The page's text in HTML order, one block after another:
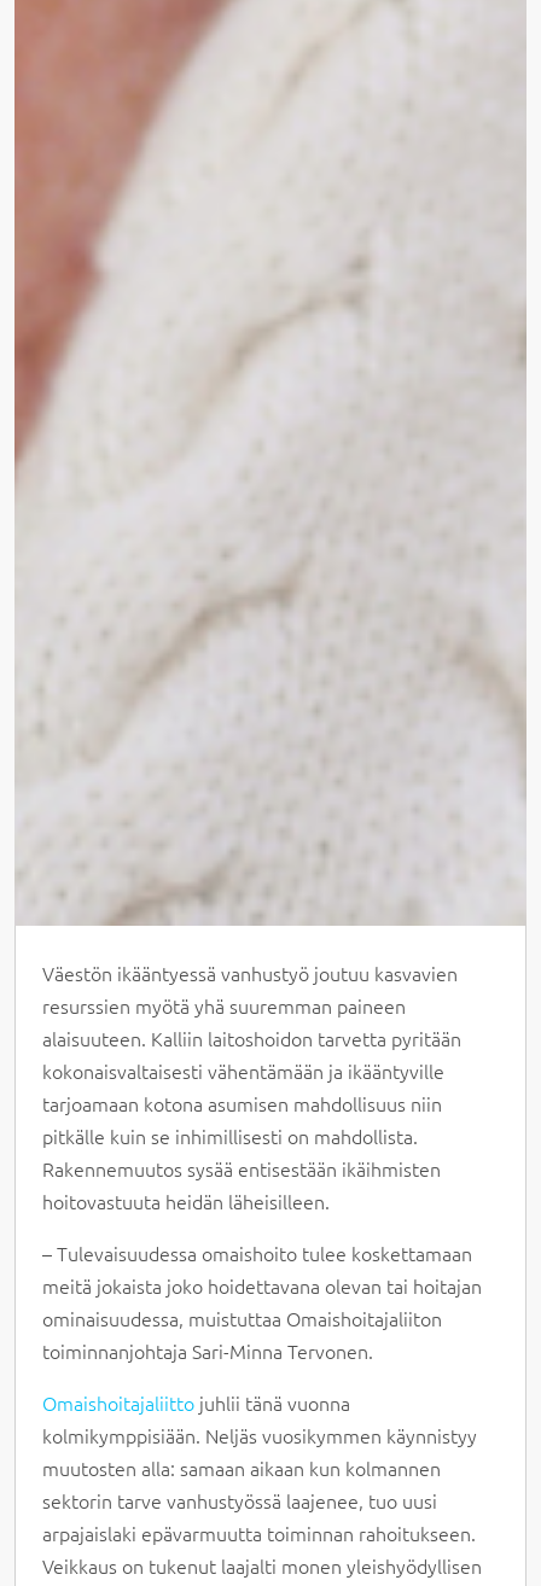
Väestön ikääntyessä vanhustyö joutuu kasvavien
resurssien myötä yhä suuremman paineen
alaisuuteen. Kalliin laitoshoidon tarvetta pyritään
kokonaisvaltaisesti vähentämään ja ikääntyville
tarjoamaan kotona asumisen mahdollisuus niin
pitkälle kuin se inhimillisesti on mahdollista.
Rakennemuutos sysää entisestään ikäihmisten
hoitovastuuta heidän läheisilleen.
– Tulevaisuudessa omaishoito tulee koskettamaan
meitä jokaista joko hoidettavana olevan tai hoitajan
ominaisuudessa, muistuttaa Omaishoitajaliiton
toiminnanjohtaja Sari-Minna Tervonen.
Omaishoitajaliitto juhlii tänä vuonna
kolmikymppisiään. Neljäs vuosikymmen käynnistyy
muutosten alla: samaan aikaan kun kolmannen
sektorin tarve vanhustyössä laajenee, tuo uusi
arpajaislaki epävarmuutta toiminnan rahoitukseen.
Veikkaus on tukenut laajalti monen yleishyödyllisen